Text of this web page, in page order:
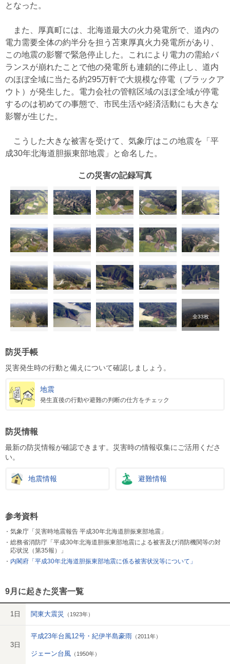
となった。
また、厚真町には、北海道最大の火力発電所で、道内の
電力需要全体の約半分を担う苫東厚真火力発電所があり、
この地震の影響で緊急停止した。これにより電力の需給バ
ランスが崩れたことで他の発電所も連鎖的に停止し、道内
のほぼ全域に当たる約295万軒で大規模な停電（ブラックア
ウト）が発生した。電力会社の管轄区域のほぼ全域が停電
するのは初めての事態で、市民生活や経済活動にも大きな
影響が生じた。
こうした大きな被害を受けて、気象庁はこの地震を「平
成30年北海道胆振東部地震」と命名した。
この災害の記録写真
全33枚
防災手帳
災害発生時の行動と備えについて確認しましょう。
地震
発生直後の行動や避難の判断の仕方をチェック
防災情報
最新の防災情報が確認できます。災害時の情報収集にご活用くださ
い。
地震情報 避難情報
参考資料
気象庁「災害時地震報告 平成30年北海道胆振東部地震」
総務省消防庁「平成30年北海道胆振東部地震による被害及び消防機関等の対
応状況（第35報）」
内閣府「平成30年北海道胆振東部地震に係る被害状況等について」
9月に起きた災害一覧
1日 関東大震災 （1923年）
3日
平成23年台風12号・紀伊半島豪雨 （2011年）
ジェーン台風 （1950年）